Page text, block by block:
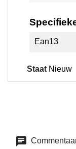
Ean13
Staat Nieuw